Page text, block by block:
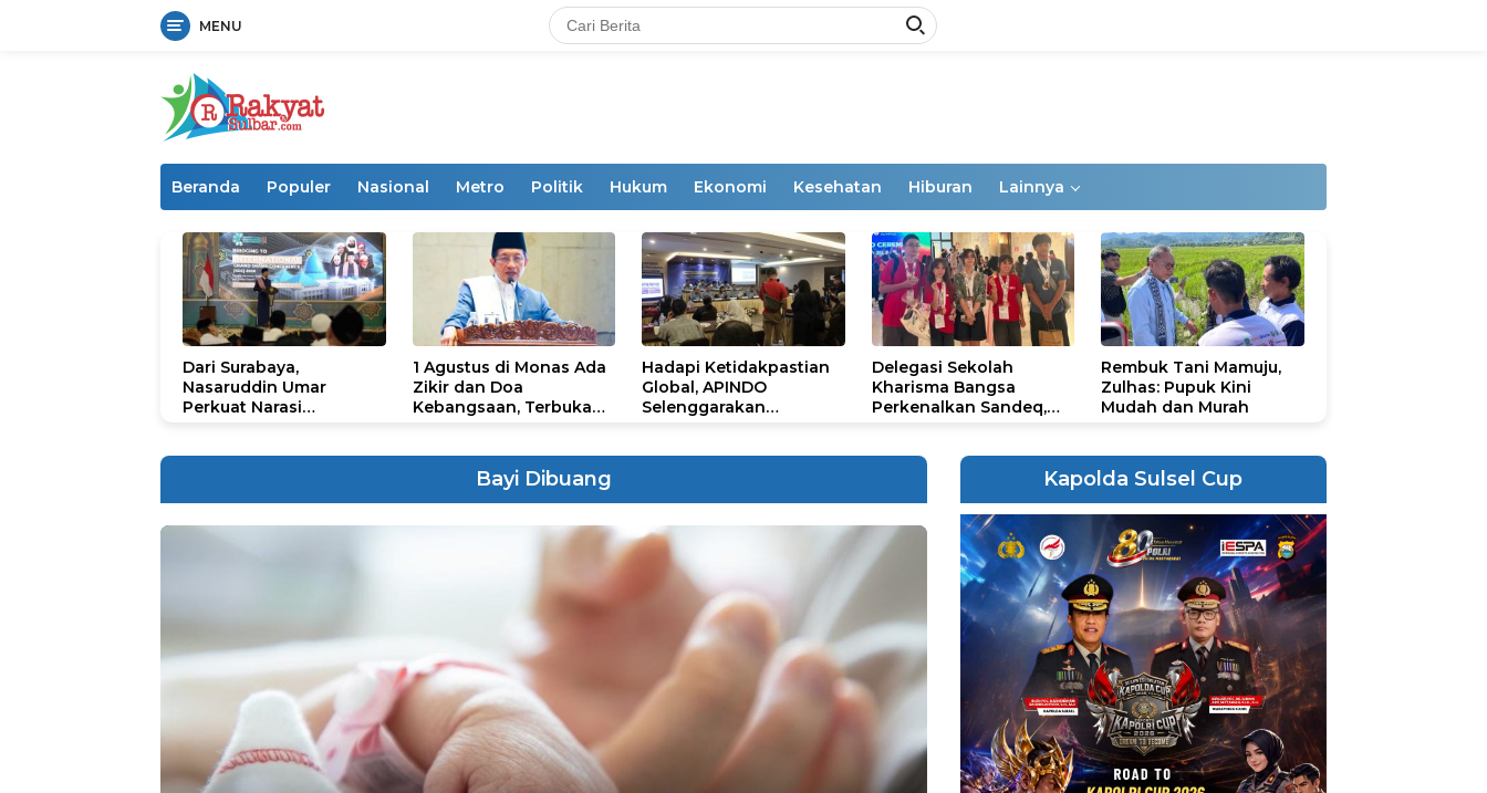
MENU
Beranda Populer Nasional Metro Politik Hukum Ekonomi Kesehatan Hiburan Lainnya
Dari Surabaya,
Nasaruddin Umar
Perkuat Narasi
1 Agustus di Monas Ada
Zikir dan Doa
Kebangsaan, Terbuka
Hadapi Ketidakpastian
Global, APINDO
Selenggarakan
Delegasi Sekolah
Kharisma Bangsa
Perkenalkan Sandeq,
STEAM Olympiad 2026
Rembuk Tani Mamuju,
Zulhas: Pupuk Kini
Mudah dan Murah
Bayi Dibuang Kapolda Sulsel Cup